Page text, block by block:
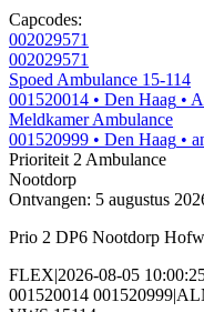
Capcodes:
002029571
002029571
Spoed Ambulance 15-114
001520014 • Den Haag •
Meldkamer Ambulance
001520999 • Den Haag •
Prioriteit 2 Ambulance
Nootdorp
Ontvangen: 5 augustus
Prio 2 DP6 Nootdorp
FLEX|2026-08-05
001520014